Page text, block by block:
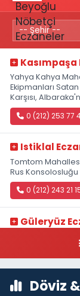
Kasımpaşa
Yahya Kahya
Ekipmanları
Karşısı,
0 (212) 253 77
Istiklal
Tomtom
Rus Konsolosluğu
0 (212) 243 21
Güleryüz
kalaycıbahçe
Döviz